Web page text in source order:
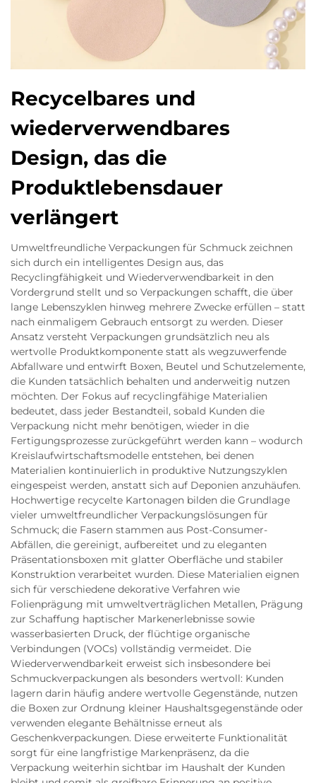
Recycelbares und
wiederverwendbares
Design, das die
Produktlebensdauer
verlängert
Umweltfreundliche Verpackungen für Schmuck zeichnen
sich durch ein intelligentes Design aus, das
Recyclingfähigkeit und Wiederverwendbarkeit in den
Vordergrund stellt und so Verpackungen schafft, die über
lange Lebenszyklen hinweg mehrere Zwecke erfüllen – statt
nach einmaligem Gebrauch entsorgt zu werden. Dieser
Ansatz versteht Verpackungen grundsätzlich neu als
wertvolle Produktkomponente statt als wegzuwerfende
Abfallware und entwirft Boxen, Beutel und Schutzelemente,
die Kunden tatsächlich behalten und anderweitig nutzen
möchten. Der Fokus auf recyclingfähige Materialien
bedeutet, dass jeder Bestandteil, sobald Kunden die
Verpackung nicht mehr benötigen, wieder in die
Fertigungsprozesse zurückgeführt werden kann – wodurch
Kreislaufwirtschaftsmodelle entstehen, bei denen
Materialien kontinuierlich in produktive Nutzungszyklen
eingespeist werden, anstatt sich auf Deponien anzuhäufen.
Hochwertige recycelte Kartonagen bilden die Grundlage
vieler umweltfreundlicher Verpackungslösungen für
Schmuck; die Fasern stammen aus Post-Consumer-
Abfällen, die gereinigt, aufbereitet und zu eleganten
Präsentationsboxen mit glatter Oberfläche und stabiler
Konstruktion verarbeitet wurden. Diese Materialien eignen
sich für verschiedene dekorative Verfahren wie
Folienprägung mit umweltverträglichen Metallen, Prägung
zur Schaffung haptischer Markenerlebnisse sowie
wasserbasierten Druck, der flüchtige organische
Verbindungen (VOCs) vollständig vermeidet. Die
Wiederverwendbarkeit erweist sich insbesondere bei
Schmuckverpackungen als besonders wertvoll: Kunden
lagern darin häufig andere wertvolle Gegenstände, nutzen
die Boxen zur Ordnung kleiner Haushaltsgegenstände oder
verwenden elegante Behältnisse erneut als
Geschenkverpackungen. Diese erweiterte Funktionalität
sorgt für eine langfristige Markenpräsenz, da die
Verpackung weiterhin sichtbar im Haushalt der Kunden